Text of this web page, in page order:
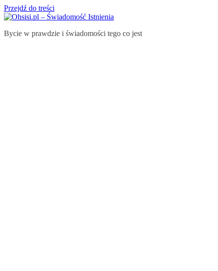
Przejdź do treści
Bycie w prawdzie i świadomości tego co jest